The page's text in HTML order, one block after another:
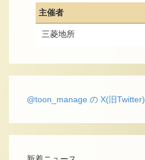
主催者
三菱地所
@toon_manage の X(旧Twitter)